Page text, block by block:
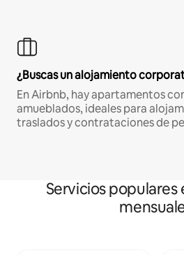
¿Buscas un alojamiento
En Airbnb, hay apartamentos
amueblados, ideales para
traslados y contrataciones de
Servicios populares